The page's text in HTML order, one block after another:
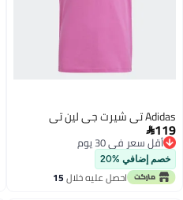
Adidas تي شيرت جي لين تي
119
أقل سعر في 30 يوم
أقل سعر في 30 يوم
خصم إضافي %20
احصل عليه خلال15
اغسطس